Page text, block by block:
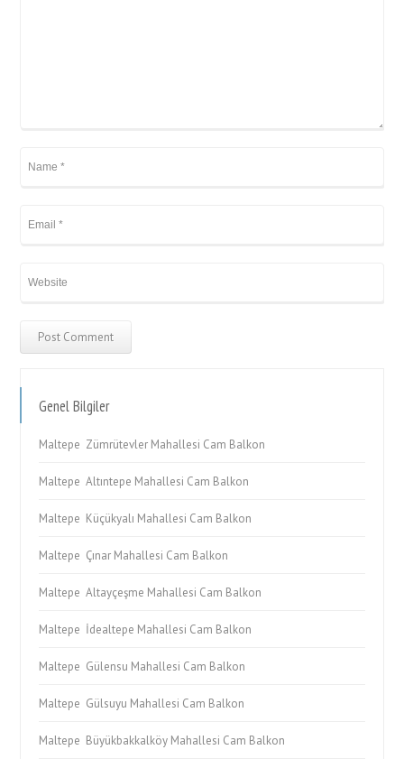
Genel Bilgiler
Maltepe Zümrütevler Mahallesi Cam Balkon
Maltepe Altıntepe Mahallesi Cam Balkon
Maltepe Küçükyalı Mahallesi Cam Balkon
Maltepe Çınar Mahallesi Cam Balkon
Maltepe Altayçeşme Mahallesi Cam Balkon
Maltepe İdealtepe Mahallesi Cam Balkon
Maltepe Gülensu Mahallesi Cam Balkon
Maltepe Gülsuyu Mahallesi Cam Balkon
Maltepe Büyükbakkalköy Mahallesi Cam Balkon